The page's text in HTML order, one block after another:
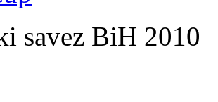
savez BiH 2010